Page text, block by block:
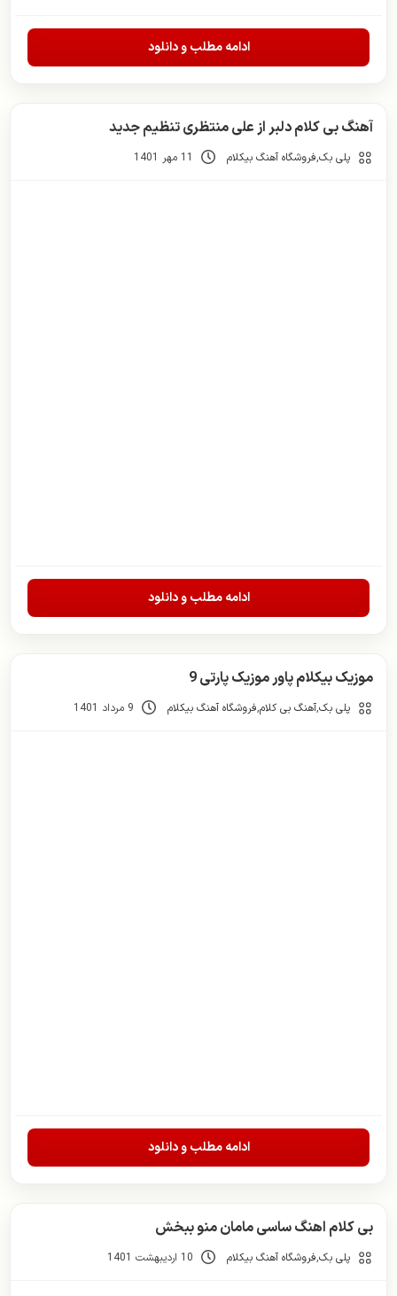
ادامه مطلب و دانلود
آهنگ بی کلام دلبر از علی منتظری تنظیم جدید
پلی بک,فروشگاه آهنگ بیکلام 11 مهر 1401
ادامه مطلب و دانلود
موزیک بیکلام پاور موزیک پارتی 9
پلی بک,آهنگ بی کلام,فروشگاه آهنگ بیکلام 9 مرداد 1401
ادامه مطلب و دانلود
بی کلام اهنگ ساسی مامان منو ببخش
پلی بک,فروشگاه آهنگ بیکلام 10 اردیبهشت 1401